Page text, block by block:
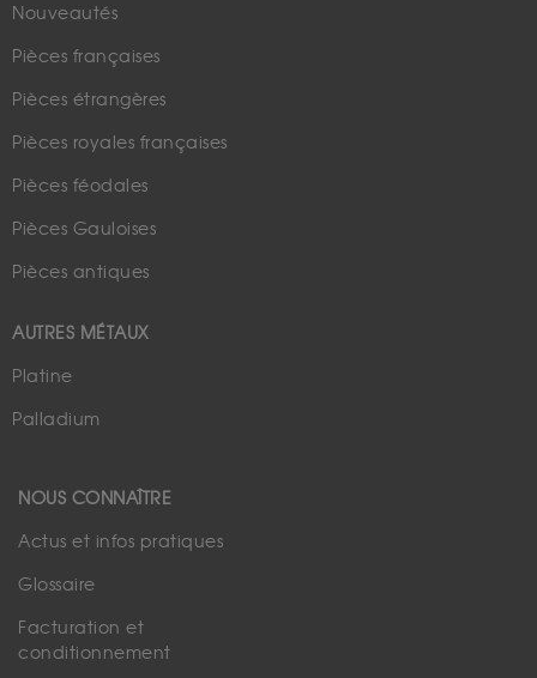
Nouveautés
Pièces françaises
Pièces étrangères
Pièces royales françaises
Pièces féodales
Pièces Gauloises
Pièces antiques
AUTRES MÉTAUX
Platine
Palladium
NOUS CONNAÎTRE
Actus et infos pratiques
Glossaire
Facturation et
conditionnement